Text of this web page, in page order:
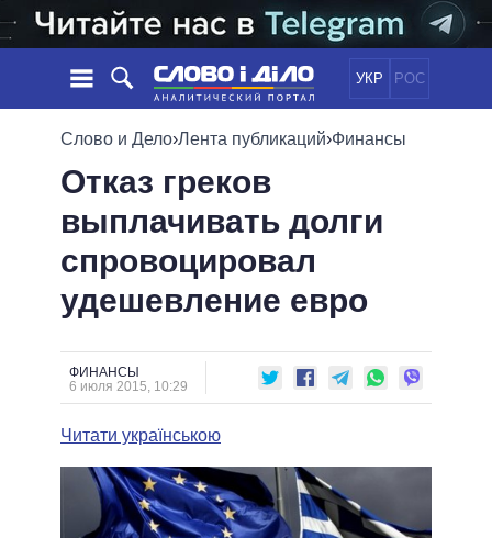
УКР РОС
НОВОСТИ
ЛЕНТА
СОБЫТИЯ
СТАТЬИ
МНЕНИЯ
ОБЗОРЫ
ДАЙДЖЕСТЫ
ПОЛИТИКА
ЭКОНОМИКА
ОБЩЕСТВО
ОБЕЩАНИЯ
ПОЛИТИКИ
ВСЕ ПОЛИТИКИ
ПРЕЗИДЕНТ И ОФИС
ВЕРХОВНАЯ РАДА
КАБИНЕТ МИНИСТРОВ
МЭРЫ
ВСЕ ПЕРСОНЫ
ИНФОГРАФИКА
ПОДДЕРЖАТЬ
СРАВНЕНИЕ ПОЛИТИКОВ
Слово и Дело›Лента публикаций›Финансы
Отказ греков
выплачивать долги
спровоцировал
удешевление евро
ФИНАНСЫ
6 июля 2015, 10:29
Читати українською